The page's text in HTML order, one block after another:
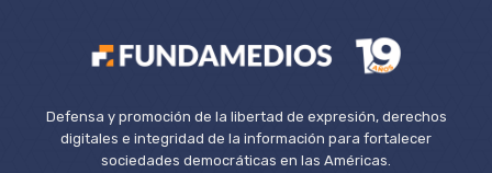
Defensa y promoción de la libertad de expresión, derechos
digitales e integridad de la información para fortalecer
sociedades democráticas en las Américas.